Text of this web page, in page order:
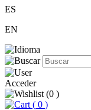
ES
EN
Acceder
(0 )
( 0 )